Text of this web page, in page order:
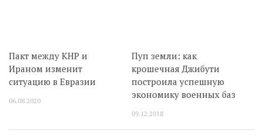
Пакт между КНР и
Ираном изменит
ситуацию в Евразии
06.08.2020
Пуп земли: как
крошечная Джибути
построила успешную
экономику военных баз
09.12.2018